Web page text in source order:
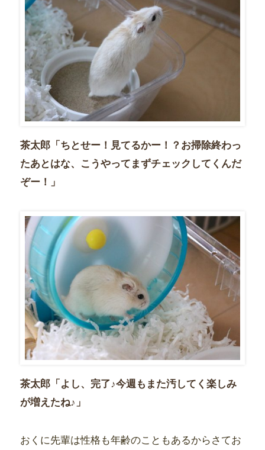
茶太郎「ちとせー！見てるかー！？お掃除終わっ
たあとはな、こうやってまずチェックしてくんだ
ぞー！」
茶太郎「よし、完了♪今週もまた汚してく楽しみ
が増えたね♪」
おくに先輩は性格も年齢のこともあるからさてお